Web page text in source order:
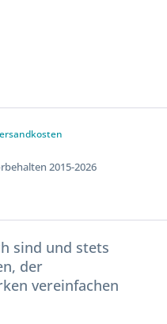
2015-2026
sind und stets
der
vereinfachen